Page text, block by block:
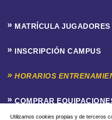
MATRÍCULA JUGADORES
INSCRIPCIÓN CAMPUS
HORARIOS
COMPRAR
Utilizamos cookies propias y de terceros